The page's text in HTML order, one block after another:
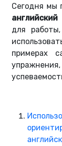
Сегодня мы
для
примерах